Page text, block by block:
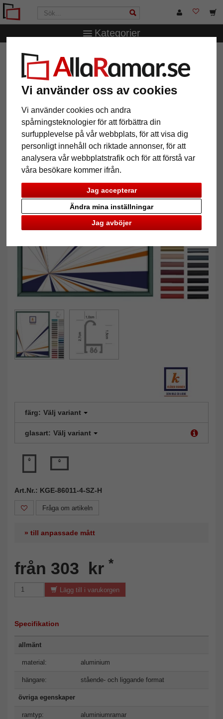
Vi använder oss av cookies
Vi använder cookies och andra
spårningsteknologier för att förbättra din
surfupplevelse på vår webbplats, för att visa dig
personligt innehåll och riktade annonser, för att
analysera vår webbplatstrafik och för att förstå var
våra besökare kommer ifrån.
Jag accepterar
Jag avböjer
Ändra mina inställningar
Kategorier
AllaRamar.se Ramtyp
Enzo efter mått
Aluminiumram Enzo efter mått
färg: Välj variant
glasart: Välj variant
Art.Nr.: KGE-86011-4-SZ-H
Fråga om artikeln
» till anpassade mått
från 303 kr *
Lägg till i varukorgen
Specifikation
allmänt
material: aluminium
hängare: stående- och liggande format
övriga egenskaper
ramtyp: aluminiumramar